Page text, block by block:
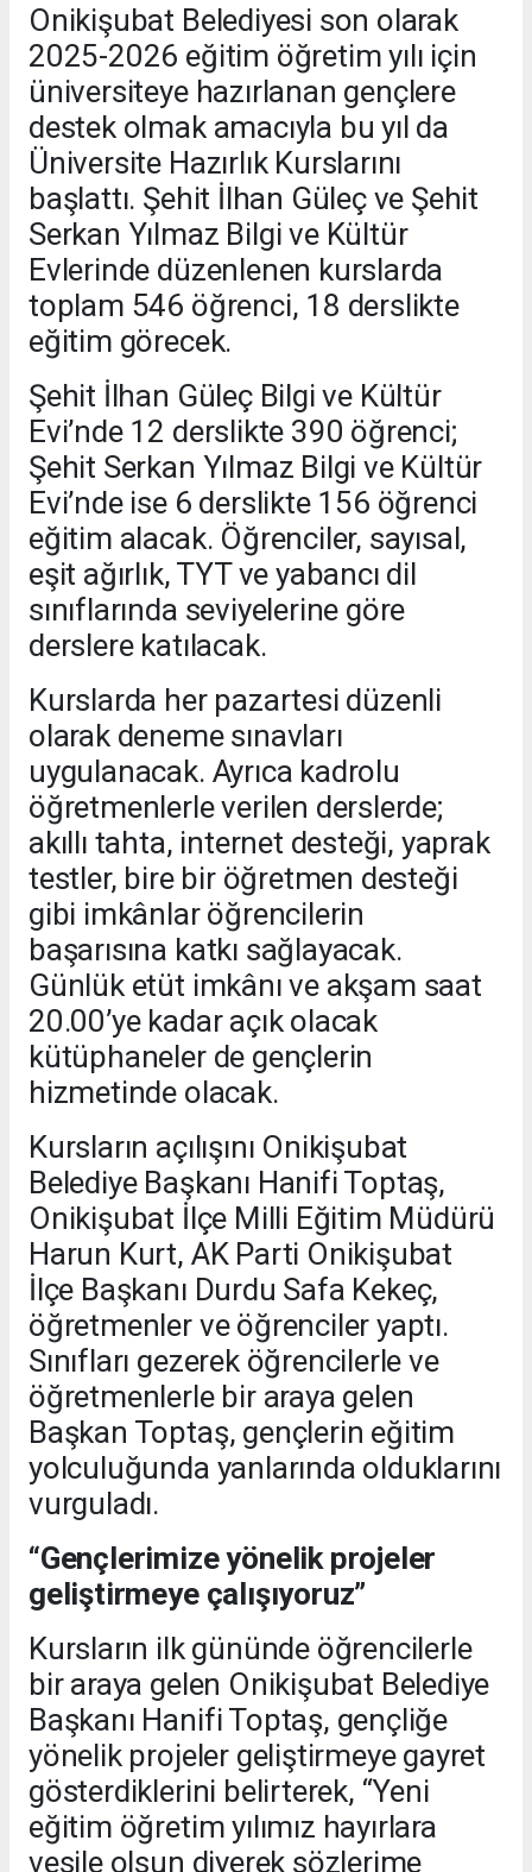
Onikişubat Belediyesi son olarak
2025-2026 eğitim öğretim yılı için
üniversiteye hazırlanan gençlere
destek olmak amacıyla bu yıl da
Üniversite Hazırlık Kurslarını
başlattı. Şehit İlhan Güleç ve Şehit
Serkan Yılmaz Bilgi ve Kültür
Evlerinde düzenlenen kurslarda
toplam 546 öğrenci, 18 derslikte
eğitim görecek.
Şehit İlhan Güleç Bilgi ve Kültür
Evi’nde 12 derslikte 390 öğrenci;
Şehit Serkan Yılmaz Bilgi ve Kültür
Evi’nde ise 6 derslikte 156 öğrenci
eğitim alacak. Öğrenciler, sayısal,
eşit ağırlık, TYT ve yabancı dil
sınıflarında seviyelerine göre
derslere katılacak.
Kurslarda her pazartesi düzenli
olarak deneme sınavları
uygulanacak. Ayrıca kadrolu
öğretmenlerle verilen derslerde;
akıllı tahta, internet desteği, yaprak
testler, bire bir öğretmen desteği
gibi imkânlar öğrencilerin
başarısına katkı sağlayacak.
Günlük etüt imkânı ve akşam saat
20.00’ye kadar açık olacak
kütüphaneler de gençlerin
hizmetinde olacak.
Kursların açılışını Onikişubat
Belediye Başkanı Hanifi Toptaş,
Onikişubat İlçe Milli Eğitim Müdürü
Harun Kurt, AK Parti Onikişubat
İlçe Başkanı Durdu Safa Kekeç,
öğretmenler ve öğrenciler yaptı.
Sınıfları gezerek öğrencilerle ve
öğretmenlerle bir araya gelen
Başkan Toptaş, gençlerin eğitim
yolculuğunda yanlarında olduklarını
vurguladı.
“Gençlerimize yönelik projeler
geliştirmeye çalışıyoruz”
Kursların ilk gününde öğrencilerle
bir araya gelen Onikişubat Belediye
Başkanı Hanifi Toptaş, gençliğe
yönelik projeler geliştirmeye gayret
gösterdiklerini belirterek, “Yeni
eğitim öğretim yılımız hayırlara
vesile olsun diyerek sözlerime